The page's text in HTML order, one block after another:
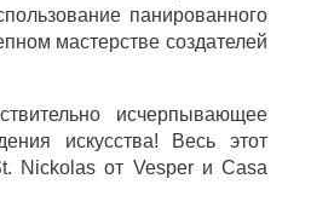
панированного
мастерстве создателей
исчерпывающее
искусства! Весь этот
Nickolas от Vesper и Casa